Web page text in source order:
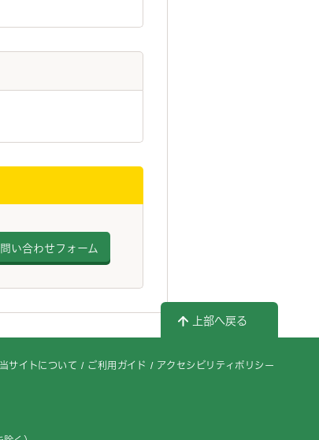
い合わせフォーム
上部へ戻る
当サイトについて ご利用ガイド アクセシビリティポリシー